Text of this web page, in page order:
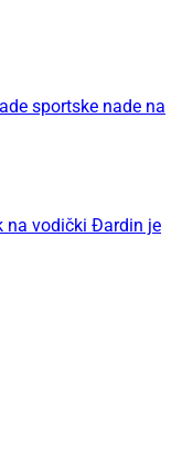
sportske nade na
na vodički Đardin je